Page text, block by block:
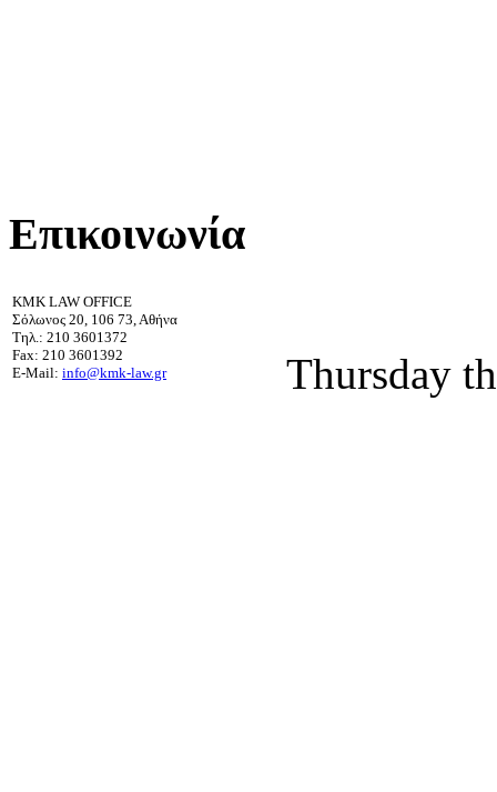
Επικοινωνία
KMK LAW OFFICE
Σόλωνος 20, 106 73, Αθήνα
Τηλ.: 210 3601372
Fax: 210 3601392
E-Mail: info@kmk-law.gr Thursday